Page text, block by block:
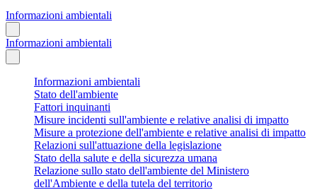
Informazioni ambientali
Informazioni ambientali
Informazioni ambientali
Stato dell'ambiente
Fattori inquinanti
Misure incidenti sull'ambiente e relative analisi di impatto
Misure a protezione dell'ambiente e relative analisi di impatto
Relazioni sull'attuazione della legislazione
Stato della salute e della sicurezza umana
Relazione sullo stato dell'ambiente del Ministero
dell'Ambiente e della tutela del territorio